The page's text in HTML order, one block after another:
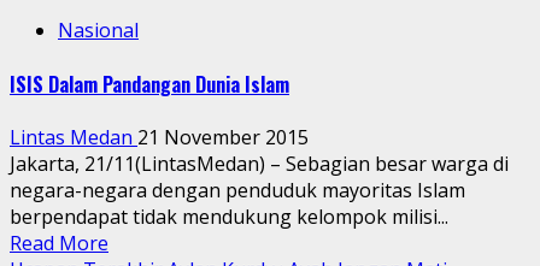
Nasional
ISIS Dalam Pandangan Dunia Islam
Lintas Medan 21 November 2015
Jakarta, 21/11(LintasMedan) – Sebagian besar warga di
negara-negara dengan penduduk mayoritas Islam
berpendapat tidak mendukung kelompok milisi...
Read More